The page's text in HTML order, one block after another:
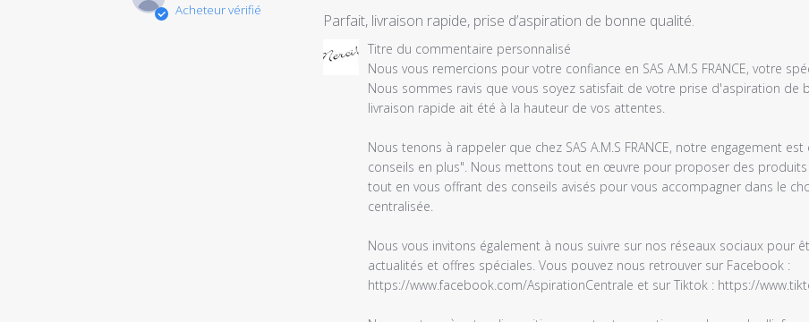
Acheteur vérifié
Parfait, livraison rapide, prise d’aspiration de bonne qualité.
Commentaires
du
propriétaire
l'examen
commentaire
personnalisé
Titre du commentaire personnalisé
Nous vous remercions pour votre confiance en SAS A.M.S FRANCE, votre
Nous sommes ravis que vous soyez satisfait de votre prise d'aspiration de
livraison rapide ait été à la hauteur de vos attentes.
Nous tenons à rappeler que chez SAS A.M.S FRANCE, notre engagement
conseils en plus". Nous mettons tout en œuvre pour proposer des
tout en vous offrant des conseils avisés pour vous accompagner dans le
centralisée.
Nous vous invitons également à nous suivre sur nos réseaux sociaux pour
actualités et offres spéciales. Vous pouvez nous retrouver sur Facebook :
https://www.facebook.com/AspirationCentrale et sur Tiktok : https://